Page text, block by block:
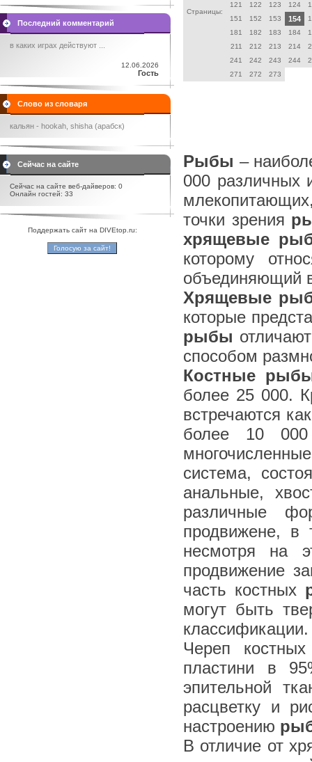
Последний комментарий
в каких играх действуют ...
12.06.2026
Гость
Слово из словаря
кальян - hookah, shisha (арабск)
Сейчас на сайте
Сейчас на сайте веб-дайверов: 0
Онлайн гостей: 33
Поддержать сайт на DIVEtop.ru:
Страницы:
121
122 123 124
151
152 153 154
181
182 183 184
211
212 213 214
241
242 243 244
271
272 273
Рыбы –
000 различных
точки зрения
хрящевые
которому
объединяющий
Хрящевые
которые
рыбы
способом
Костные
более 25 000.
встречаются
более 10
система,
анальные,
различные
продвижене, в
несмотря на
продвижение
часть костных
могут быть
классификации.
Череп
пластини в
эпительной
расцветку и
настроению
В отличие от